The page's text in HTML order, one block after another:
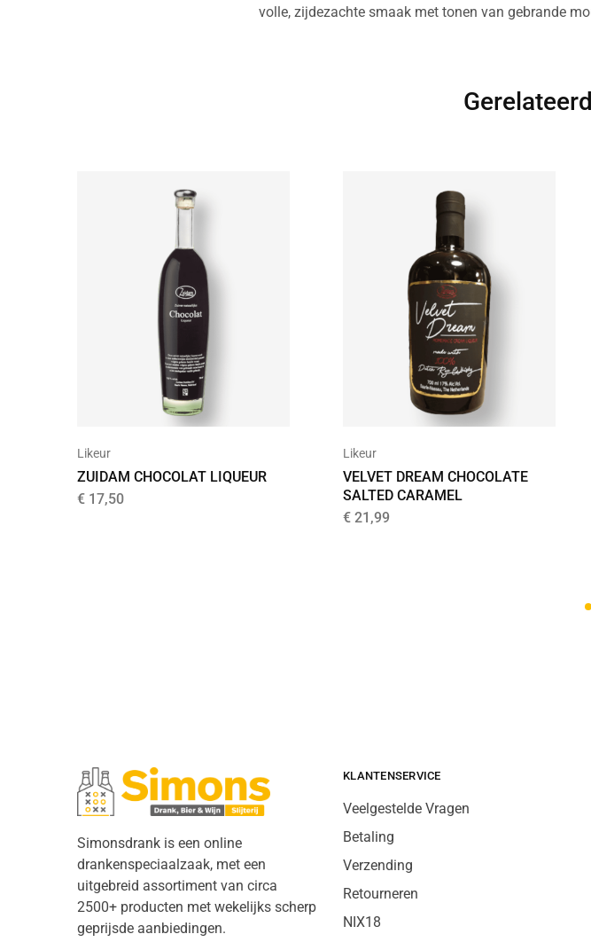
volle, zijdezachte smaak met tonen van gebrande
Likeur
ZUIDAM CHOCOLAT LIQUEUR
€ 17,50
Likeur
VELVET DREAM CHOCOLATE
SALTED CARAMEL
€ 21,99
Simonsdrank is een online
drankenspeciaalzaak, met een
uitgebreid assortiment van circa
2500+ producten met wekelijks scherp
geprijsde aanbiedingen.
KLANTENSERVICE
Veelgestelde Vragen
Betaling
Verzending
Retourneren
NIX18